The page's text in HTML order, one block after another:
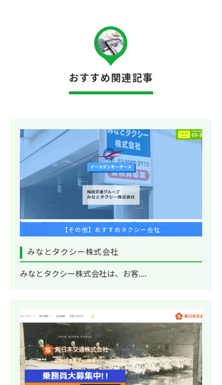
おすすめ関連記事
【その他】おすすめタクシー会社
みなとタクシー株式会社
みなとタクシー株式会社は、お客....